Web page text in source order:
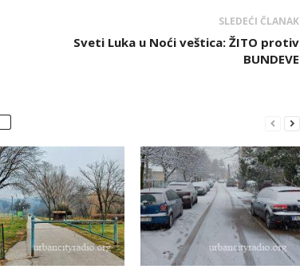
SLEDEĆI ČLANAK
Sveti Luka u Noći veštica: ŽITO protiv
BUNDEVE